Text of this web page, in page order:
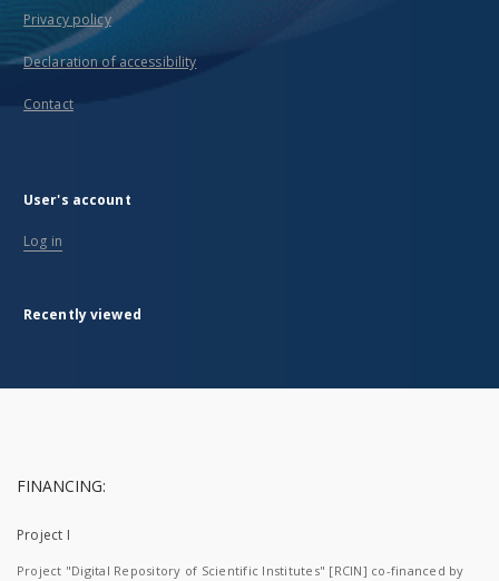
Privacy policy
Declaration of accessibility
Contact
User's account
Log in
Recently viewed
FINANCING:
Project I
Project "Digital Repository of Scientific Institutes" [RCIN] co-financed by